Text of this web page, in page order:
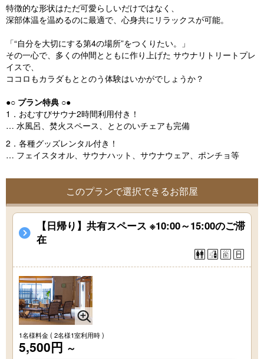
特徴的な形状はただ可愛らしいだけではなく、
深部体温を温めるのに最適で、心身共にリラックスが可能。
「“自分を大切にする第4の場所”をつくりたい。」
その一心で、多くの仲間とともに作り上げた サウナリトリートプレ
イスで、
ココロもカラダもととのう体験はいかがでしょうか？
●○ プラン特典 ○●
1．おむすびサウナ2時間利用付き！
… 水風呂、焚火スペース、ととのいチェアも完備
2．各種グッズレンタル付き！
… フェイスタオル、サウナハット、サウナウェア、ポンチョ等
このプランで選択できるお部屋
【日帰り】共有スペース ※10:00～15:00のご滞
在
1名様料金( 2名様1室利用時 )
5,500円 ～